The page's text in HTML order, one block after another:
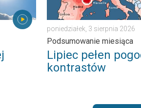
poniedziałek, 3 sierpnia 2026
Podsumowanie miesiąca
Lipiec pełen
kontrastów